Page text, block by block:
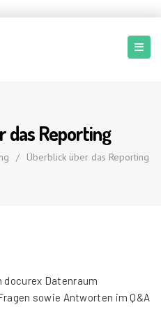
das Reporting
/ Überblick über das Reporting
docurex Datenraum
sowie Antworten im Q&A